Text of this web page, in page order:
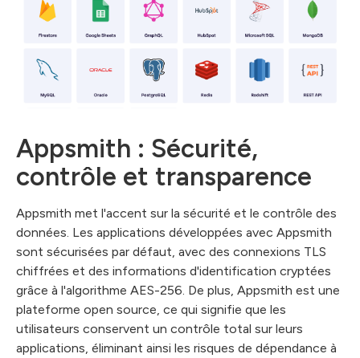
Appsmith : Sécurité,
contrôle et transparence
Appsmith met l'accent sur la sécurité et le contrôle des
données. Les applications développées avec Appsmith
sont sécurisées par défaut, avec des connexions TLS
chiffrées et des informations d'identification cryptées
grâce à l'algorithme AES-256. De plus, Appsmith est une
plateforme open source, ce qui signifie que les
utilisateurs conservent un contrôle total sur leurs
applications, éliminant ainsi les risques de dépendance à